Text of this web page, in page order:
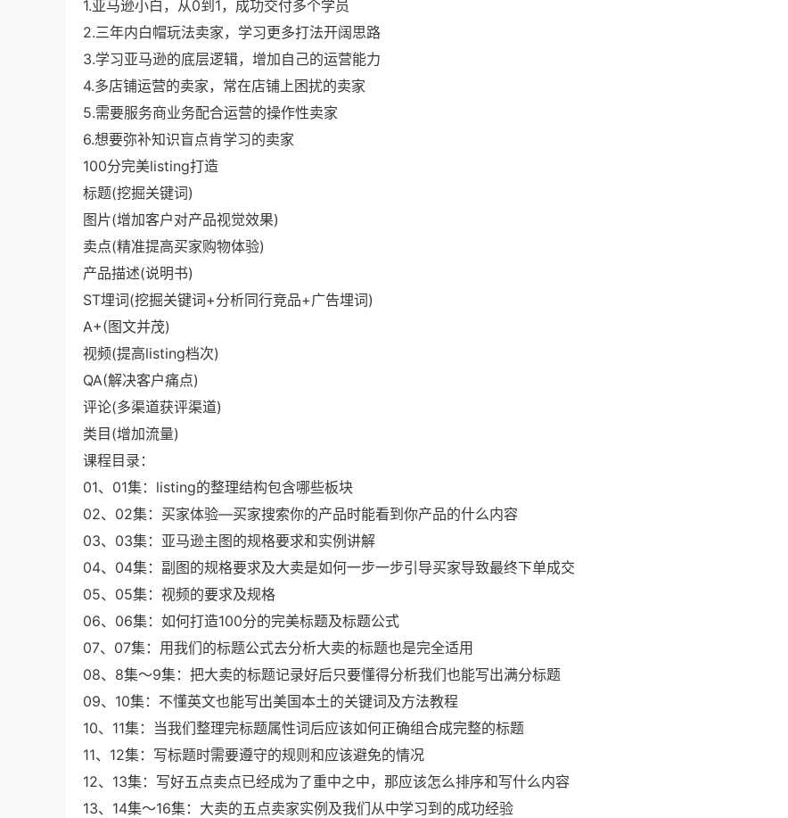
1.亚马逊小白，从0到1，成功交付多个学员
2.三年内白帽玩法卖家，学习更多打法开阔思路
3.学习亚马逊的底层逻辑，增加自己的运营能力
4.多店铺运营的卖家，常在店铺上困扰的卖家
5.需要服务商业务配合运营的操作性卖家
6.想要弥补知识盲点肯学习的卖家
100分完美listing打造
标题(挖掘关键词)
图片(增加客户对产品视觉效果)
卖点(精准提高买家购物体验)
产品描述(说明书)
ST埋词(挖掘关键词+分析同行竞品+广告埋词)
A+(图文并茂)
视频(提高listing档次)
QA(解决客户痛点)
评论(多渠道获评渠道)
类目(增加流量)
课程目录：
01、01集：listing的整理结构包含哪些板块
02、02集：买家体验—买家搜索你的产品时能看到你产品的什么内容
03、03集：亚马逊主图的规格要求和实例讲解
04、04集：副图的规格要求及大卖是如何一步一步引导买家导致最终下单成交
05、05集：视频的要求及规格
06、06集：如何打造100分的完美标题及标题公式
07、07集：用我们的标题公式去分析大卖的标题也是完全适用
08、8集～9集：把大卖的标题记录好后只要懂得分析我们也能写出满分标题
09、10集：不懂英文也能写出美国本土的关键词及方法教程
10、11集：当我们整理完标题属性词后应该如何正确组合成完整的标题
11、12集：写标题时需要遵守的规则和应该避免的情况
12、13集：写好五点卖点已经成为了重中之中，那应该怎么排序和写什么内容
13、14集～16集：大卖的五点卖家实例及我们从中学习到的成功经验